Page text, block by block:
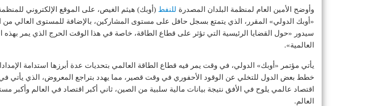
وأوضح الأمين العام لمنظمة البلدان المصدرة للنفط (أوبك) هيثم الغيص، على الموقع الإلكتروني
«أوبك الدولي» المقرر، الذي يتمتع بسجل حافل على مستوى المشاركين، بالإضافة للمستوى العالي من
سيدور «حول القضايا الرئيسية التي تؤثر على قطاع الطاقة، خاصة في هذا الوقت الحرج الذي يمر بهذه
العالمية».
يأتي مؤتمر «أوبك» الدولي، في وقت يمر فيه قطاع الطاقة العالمي بتحديات عدة أبرزها استدامة
خطط بعض الدول للتخلي عن الوقود الأحفوري في وقت قصير، مما يهدد بتراجع المعروض، الذي يأتي
اقتصاد عالمي يلوح في الأفق نتيجة بيانات مالية سلبية من الصين، ثاني أكبر اقتصاد في العالم وأكبر
العالم.